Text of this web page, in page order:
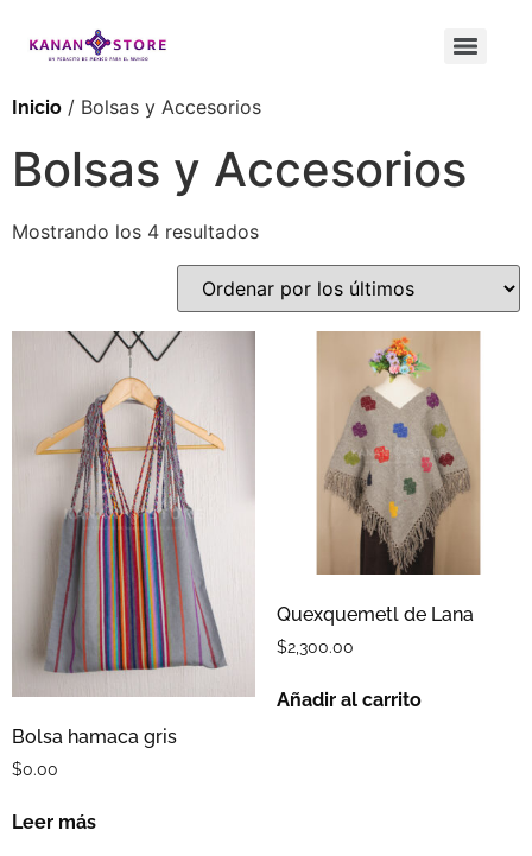
Inicio / Bolsas y Accesorios
Bolsas y Accesorios
Mostrando los 4 resultados
Bolsa hamaca gris
$0.00
Leer más
Quexquemetl de Lana
$2,300.00
Añadir al carrito